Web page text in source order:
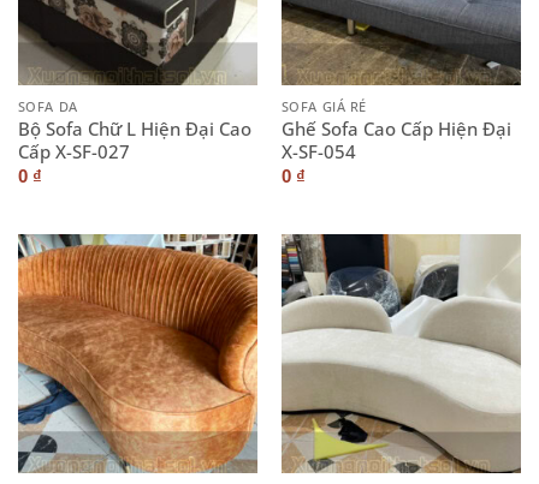
SOFA DA
Bộ Sofa Chữ L Hiện Đại Cao
Cấp X-SF-027
0 ₫
SOFA GIÁ RẺ
Ghế Sofa Cao Cấp Hiện Đại
X-SF-054
0 ₫